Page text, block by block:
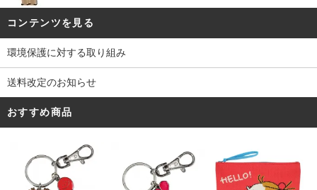
コンテンツを見る
環境保護に対する取り組み
送料改定のお知らせ
おすすめ商品